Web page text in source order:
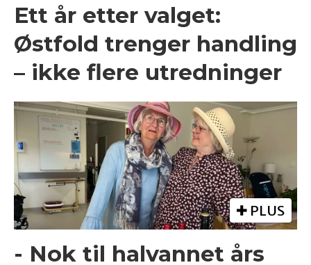
Ett år etter valget:
Østfold trenger handling
– ikke flere utredninger
PLUS
- Nok til halvannet års